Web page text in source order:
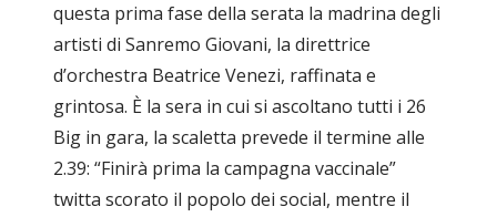
questa prima fase della serata la madrina degli
artisti di Sanremo Giovani, la direttrice
d’orchestra Beatrice Venezi, raffinata e
grintosa. È la sera in cui si ascoltano tutti i 26
Big in gara, la scaletta prevede il termine alle
2.39: “Finirà prima la campagna vaccinale”
twitta scorato il popolo dei social, mentre il